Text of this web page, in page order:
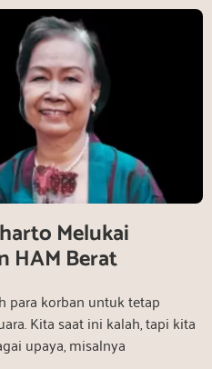
Melukai
HAM Berat
para korban untuk tetap
Kita saat ini kalah, tapi kita
upaya, misalnya